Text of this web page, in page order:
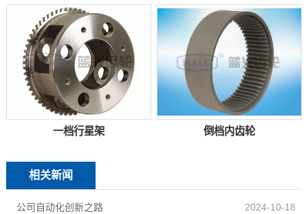
一档行星架 倒档内齿轮
相关新闻
公司自动化创新之路
2024-10-18